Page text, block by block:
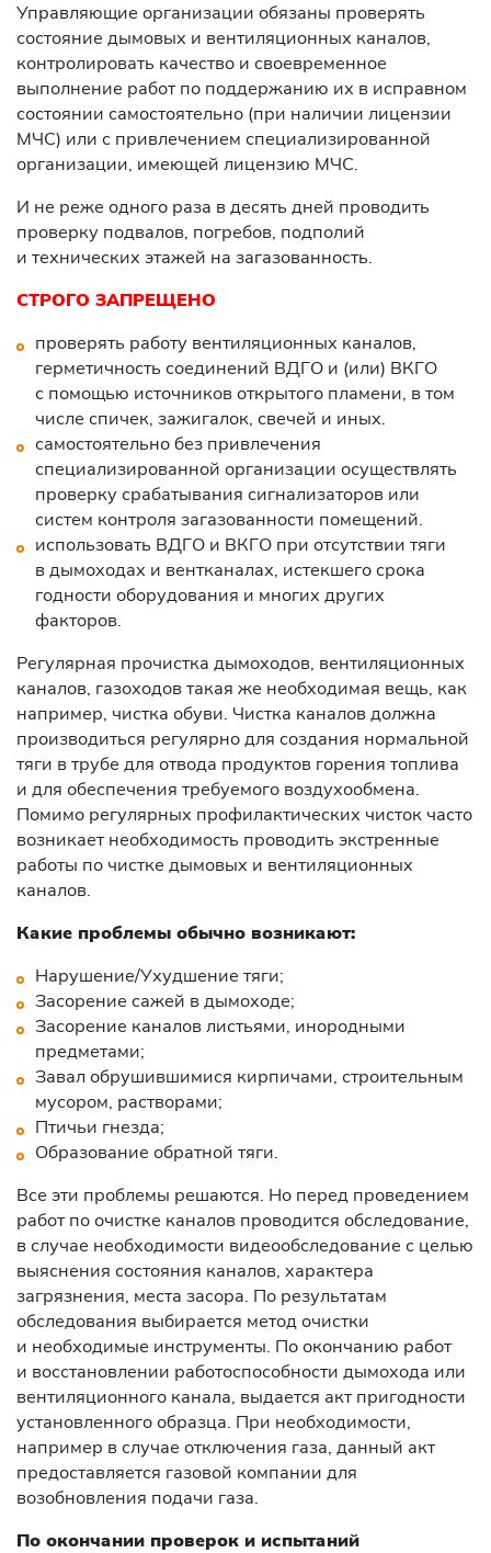
Управляющие организации обязаны проверять
состояние дымовых и вентиляционных каналов,
контролировать качество и своевременное
выполнение работ по поддержанию их в исправном
состоянии самостоятельно (при наличии лицензии
МЧС) или с привлечением специализированной
организации, имеющей лицензию МЧС.
И не реже одного раза в десять дней проводить
проверку подвалов, погребов, подполий
и технических этажей на загазованность.
СТРОГО ЗАПРЕЩЕНО
проверять работу вентиляционных каналов,
герметичность соединений ВДГО и (или) ВКГО
с помощью источников открытого пламени, в том
числе спичек, зажигалок, свечей и иных.
самостоятельно без привлечения
специализированной организации осуществлять
проверку срабатывания сигнализаторов или
систем контроля загазованности помещений.
использовать ВДГО и ВКГО при отсутствии тяги
в дымоходах и вентканалах, истекшего срока
годности оборудования и многих других
факторов.
Регулярная прочистка дымоходов, вентиляционных
каналов, газоходов такая же необходимая вещь, как
например, чистка обуви. Чистка каналов должна
производиться регулярно для создания нормальной
тяги в трубе для отвода продуктов горения топлива
и для обеспечения требуемого воздухообмена.
Помимо регулярных профилактических чисток часто
возникает необходимость проводить экстренные
работы по чистке дымовых и вентиляционных
каналов.
Какие проблемы обычно возникают:
Нарушение/Ухудшение тяги;
Засорение сажей в дымоходе;
Засорение каналов листьями, инородными
предметами;
Завал обрушившимися кирпичами, строительным
мусором, растворами;
Птичьи гнезда;
Образование обратной тяги.
Все эти проблемы решаются. Но перед проведением
работ по очистке каналов проводится обследование,
в случае необходимости видеообследование с целью
выяснения состояния каналов, характера
загрязнения, места засора. По результатам
обследования выбирается метод очистки
и необходимые инструменты. По окончанию работ
и восстановлении работоспособности дымохода или
вентиляционного канала, выдается акт пригодности
установленного образца. При необходимости,
например в случае отключения газа, данный акт
предоставляется газовой компании для
возобновления подачи газа.
По окончании проверок и испытаний